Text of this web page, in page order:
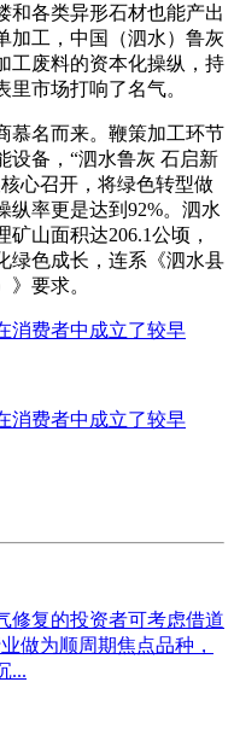
和各类异形石材也能产出
加工，中国（泗水）鲁灰
工废料的资本化操纵，持
市场打响了名气。
名而来。鞭策加工环节
设备，“泗水鲁灰 石启新
心召开，将绿色转型做
纵率更是达到92%。泗水
山面积达206.1公顷，
绿色成长，连系《泗水县
要求。
消费者中成立了较早
消费者中成立了较早
修复的投资者可考虑借道
做为顺周期焦点品种，
...